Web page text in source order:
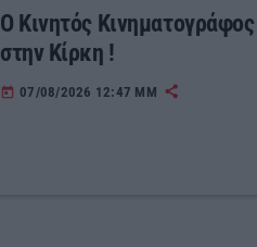
Ο Κινητός Κινηματογράφος
στην Κίρκη !
today 07/08/2026 12:47 ΜΜ